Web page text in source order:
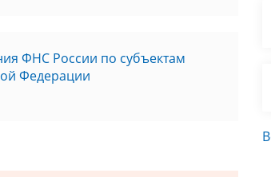
ФНС России по субъектам
Федерации